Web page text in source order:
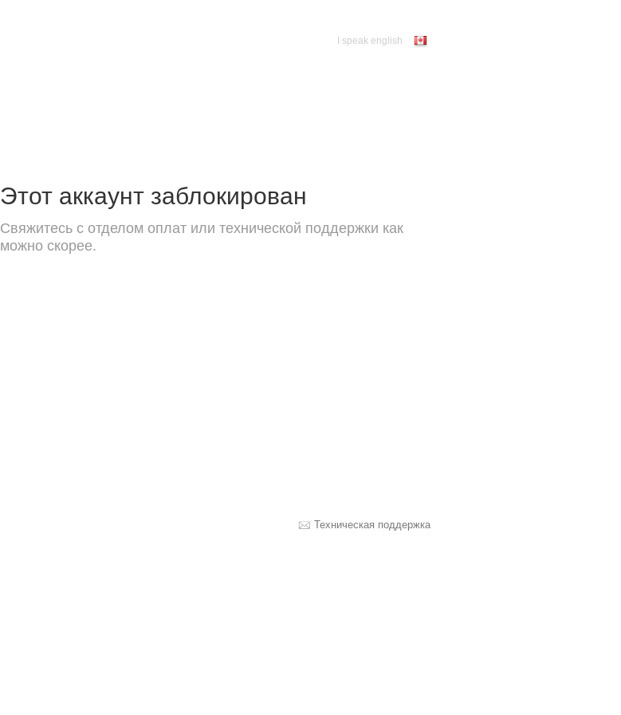
I speak english
Этот аккаунт заблокирован
Свяжитесь с отделом оплат или технической поддержки как
можно скорее.
Техническая поддержка